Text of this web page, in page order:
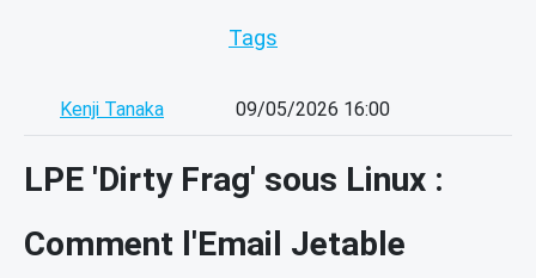
Tags
Kenji Tanaka 09/05/2026 16:00
LPE 'Dirty Frag' sous Linux :
Comment l'Email Jetable